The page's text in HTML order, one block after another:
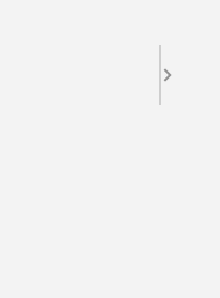
mit Platz für